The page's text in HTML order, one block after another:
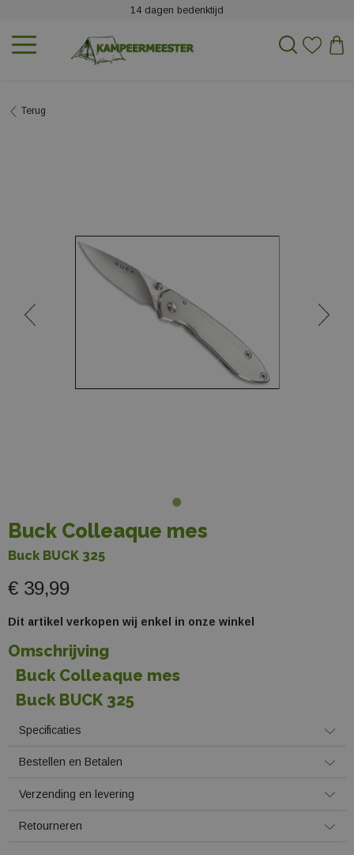
14 dagen bedenktijd
Terug
Buck Colleaque mes
Buck BUCK 325
€ 39,99
Dit artikel verkopen wij enkel in onze winkel
Omschrijving
Buck Colleaque mes
Buck BUCK 325
Specificaties
Bestellen en Betalen
Verzending en levering
Retourneren